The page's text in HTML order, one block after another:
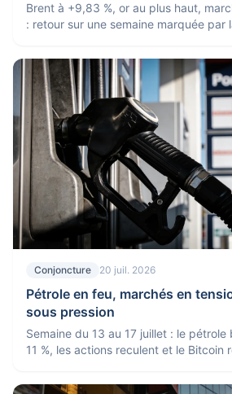
Brent à +9,83 %, or au plus haut,
: retour sur une semaine marquée par
Conjoncture 20 juil. 2026
Pétrole en feu, marchés en
sous pression
Semaine du 13 au 17 juillet : le
11 %, les actions reculent et le Bitcoin